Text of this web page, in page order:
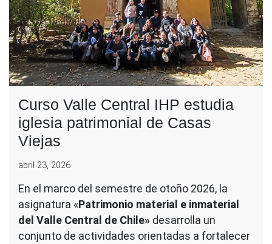
Curso Valle Central IHP estudia
iglesia patrimonial de Casas
Viejas
abril 23, 2026
En el marco del semestre de otoño 2026, la
asignatura «Patrimonio material e inmaterial
del Valle Central de Chile» desarrolla un
conjunto de actividades orientadas a fortalecer